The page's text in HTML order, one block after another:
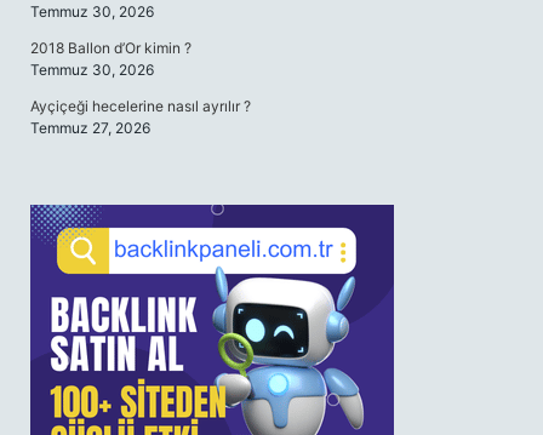
Temmuz 30, 2026
2018 Ballon d’Or kimin ?
Temmuz 30, 2026
Ayçiçeği hecelerine nasıl ayrılır ?
Temmuz 27, 2026